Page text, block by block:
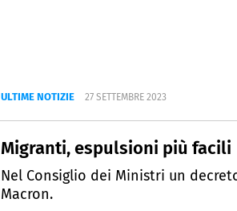
ULTIME NOTIZIE 27 SETTEMBRE 2023
Migranti, espulsioni più facili
Nel Consiglio dei Ministri un
Macron.